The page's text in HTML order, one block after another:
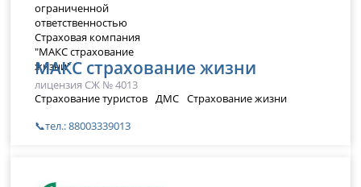
МАКС страхование жизни
лицензия СЖ № 4013
Страхование туристов ДМС Страхование жизни
📞тел.: 88003339013